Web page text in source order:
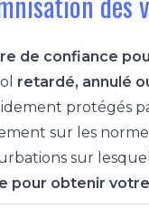
de confiance
retardé, annulé
protégés
sur les
sur
pour obtenir